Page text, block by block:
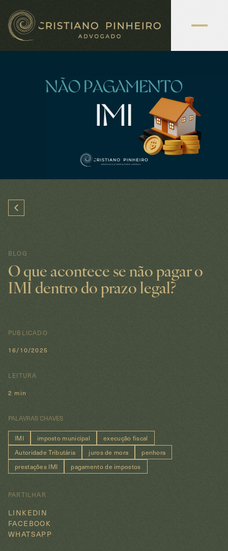
BLOG
O que acontece se não pagar o
IMI dentro do prazo legal?
PUBLICADO
16/10/2025
LEITURA
2 min
PALAVRAS CHAVES
IMI imposto municipal
execução fiscal
Autoridade Tributária
juros de mora
penhora
prestações IMI
pagamento de impostos
PARTILHAR
LINKEDIN
FACEBOOK
WHATSAPP